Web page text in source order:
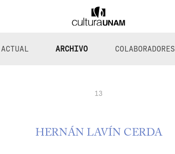
ARCHIVO COLABORADORES
13
HERNÁN LAVÍN CERDA